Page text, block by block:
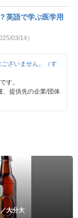
英語で学ぶ医学用
03/14）
ざいません。（す
す。
、提供先の企業/団体
大分大